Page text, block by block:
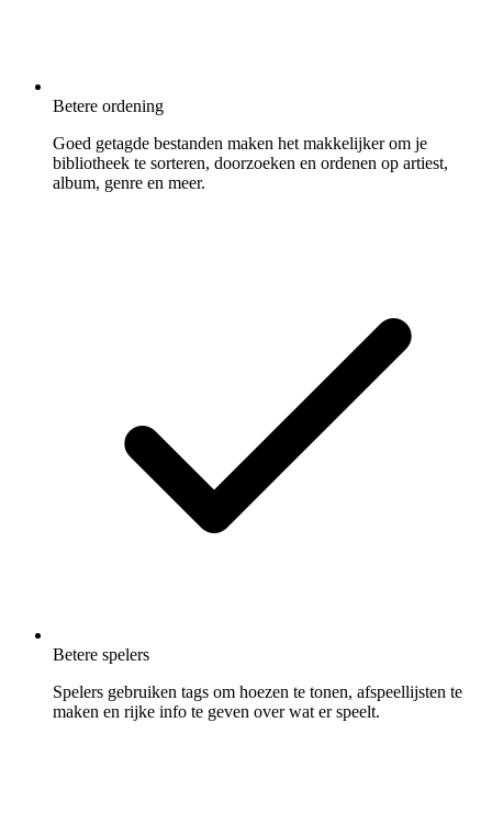
Betere ordening
Goed getagde bestanden maken het makkelijker om je
bibliotheek te sorteren, doorzoeken en ordenen op artiest,
album, genre en meer.
Betere spelers
Spelers gebruiken tags om hoezen te tonen, afspeellijsten te
maken en rijke info te geven over wat er speelt.